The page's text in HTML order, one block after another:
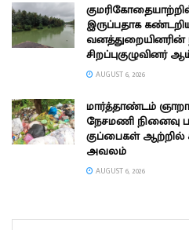
இருப்பதாக
சிறப்புகுழுவினர்
AUGUST 6, 2026
மார்த்தாண்டம்
நேசமணி நினைவு
குப்பைகள் ஆற்றில்
அவலம்
AUGUST 6, 2026